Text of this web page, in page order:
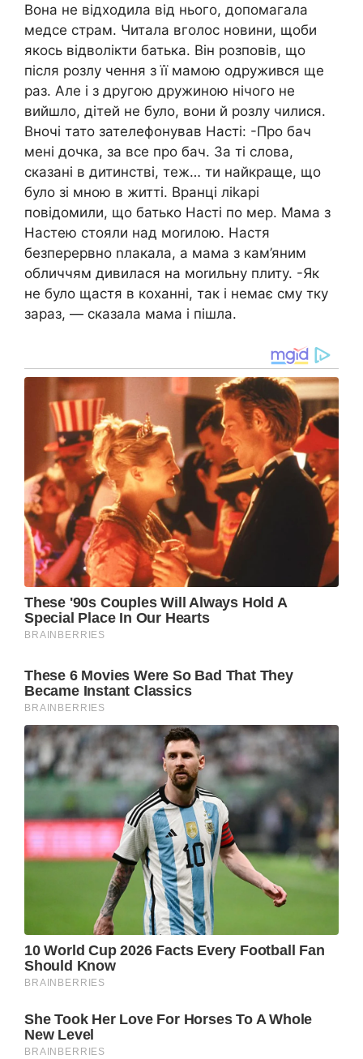
Вона не відходила від нього, допомагала
медсе страм. Читала вголос новини, щоби
якось відволікти батька. Він розповів, що
після розлу чення з її мамою одружився ще
раз. Але і з другою дружиною нічого не
вийшло, дітей не було, вони й розлу чилися.
Вночі тато зателефонував Насті: -Про бач
мені дочка, за все про бач. За ті слова,
сказані в дитинстві, теж… ти найкраще, що
було зі мною в житті. Вранці ліkарі
повідомили, що батько Насті по мер. Мама з
Настею стояли над моrилою. Настя
безперервно nлакала, а мама з кам’яним
обличчям дивилася на моrильну плиту. -Як
не було щастя в коханні, так і немає сму тку
зараз, — сказала мама і пішла.